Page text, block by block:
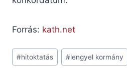
Forrás: kath.net
Post
Tags:
#hitoktatás #lengyel kormány